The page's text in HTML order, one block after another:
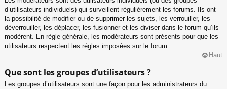
d’utilisateurs individuels) qui surveillent régulièrement les forums. Ils ont
la possibilité de modifier ou de supprimer les sujets, les verrouiller, les
déverrouiller, les déplacer, les fusionner et les diviser dans le forum qu’ils
modèrent. En règle générale, les modérateurs sont présents pour que les
utilisateurs respectent les règles imposées sur le forum.
Haut
Que sont les groupes d’utilisateurs ?
Les groupes d’utilisateurs sont une façon pour les administrateurs du